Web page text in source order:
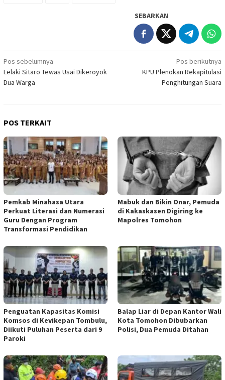
SEBARKAN
Navigasi
pos
Pos sebelumnya
Lelaki Sitaro Tewas Usai Dikeroyok
Dua Warga
Pos berikutnya
KPU Plenokan Rekapitulasi
Penghitungan Suara
POS TERKAIT
Pemkab Minahasa Utara
Perkuat Literasi dan Numerasi
Guru Dengan Program
Transformasi Pendidikan
Mabuk dan Bikin Onar, Pemuda
di Kakaskasen Digiring ke
Mapolres Tomohon
Penguatan Kapasitas Komisi
Komsos di Kevikepan Tombulu,
Diikuti Puluhan Peserta dari 9
Paroki
Balap Liar di Depan Kantor Wali
Kota Tomohon Dibubarkan
Polisi, Dua Pemuda Ditahan